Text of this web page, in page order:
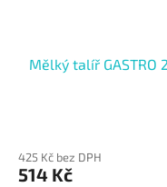
Mělký talíř
425 Kč bez DPH
514 Kč